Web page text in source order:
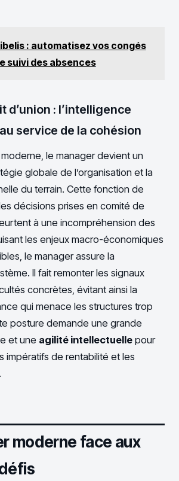
: automatisez vos congés
suivi des absences
d’union : l’intelligence
service de la cohésion
moderne, le manager devient un
globale de l’organisation et la
du terrain. Cette fonction de
décisions prises en comité de
à une incompréhension des
les enjeux macro-économiques
le manager assure la
Il fait remonter les signaux
concrètes, évitant ainsi la
qui menace les structures trop
posture demande une grande
et une agilité intellectuelle pour
impératifs de rentabilité et les
moderne face aux